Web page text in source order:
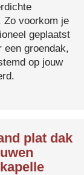
Zo voorkom je
geplaatst
een groendak,
op jouw
plat dak